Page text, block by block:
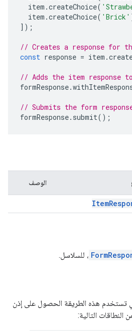
item .createChoice(
item .createChoice( 'Brick'
]);
// Creates a response for
const response = item .
// Adds the item response
formResponse.
// Submits the form
formResponse. submit();
الوصف
Item
، للسلاسل.
تستخدم هذه الطريقة الحصول على إذن
النطاقات التالية: